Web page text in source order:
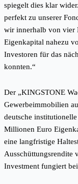
spiegelt dies klar
perfekt zu unserer
wir innerhalb von vier
Eigenkapital nahezu
Investoren für das
konnten.“
Der „KINGSTONE
Gewerbeimmobilien
deutsche
Millionen Euro
eine langfristige
Ausschüttungsrendite
Investment fungiert